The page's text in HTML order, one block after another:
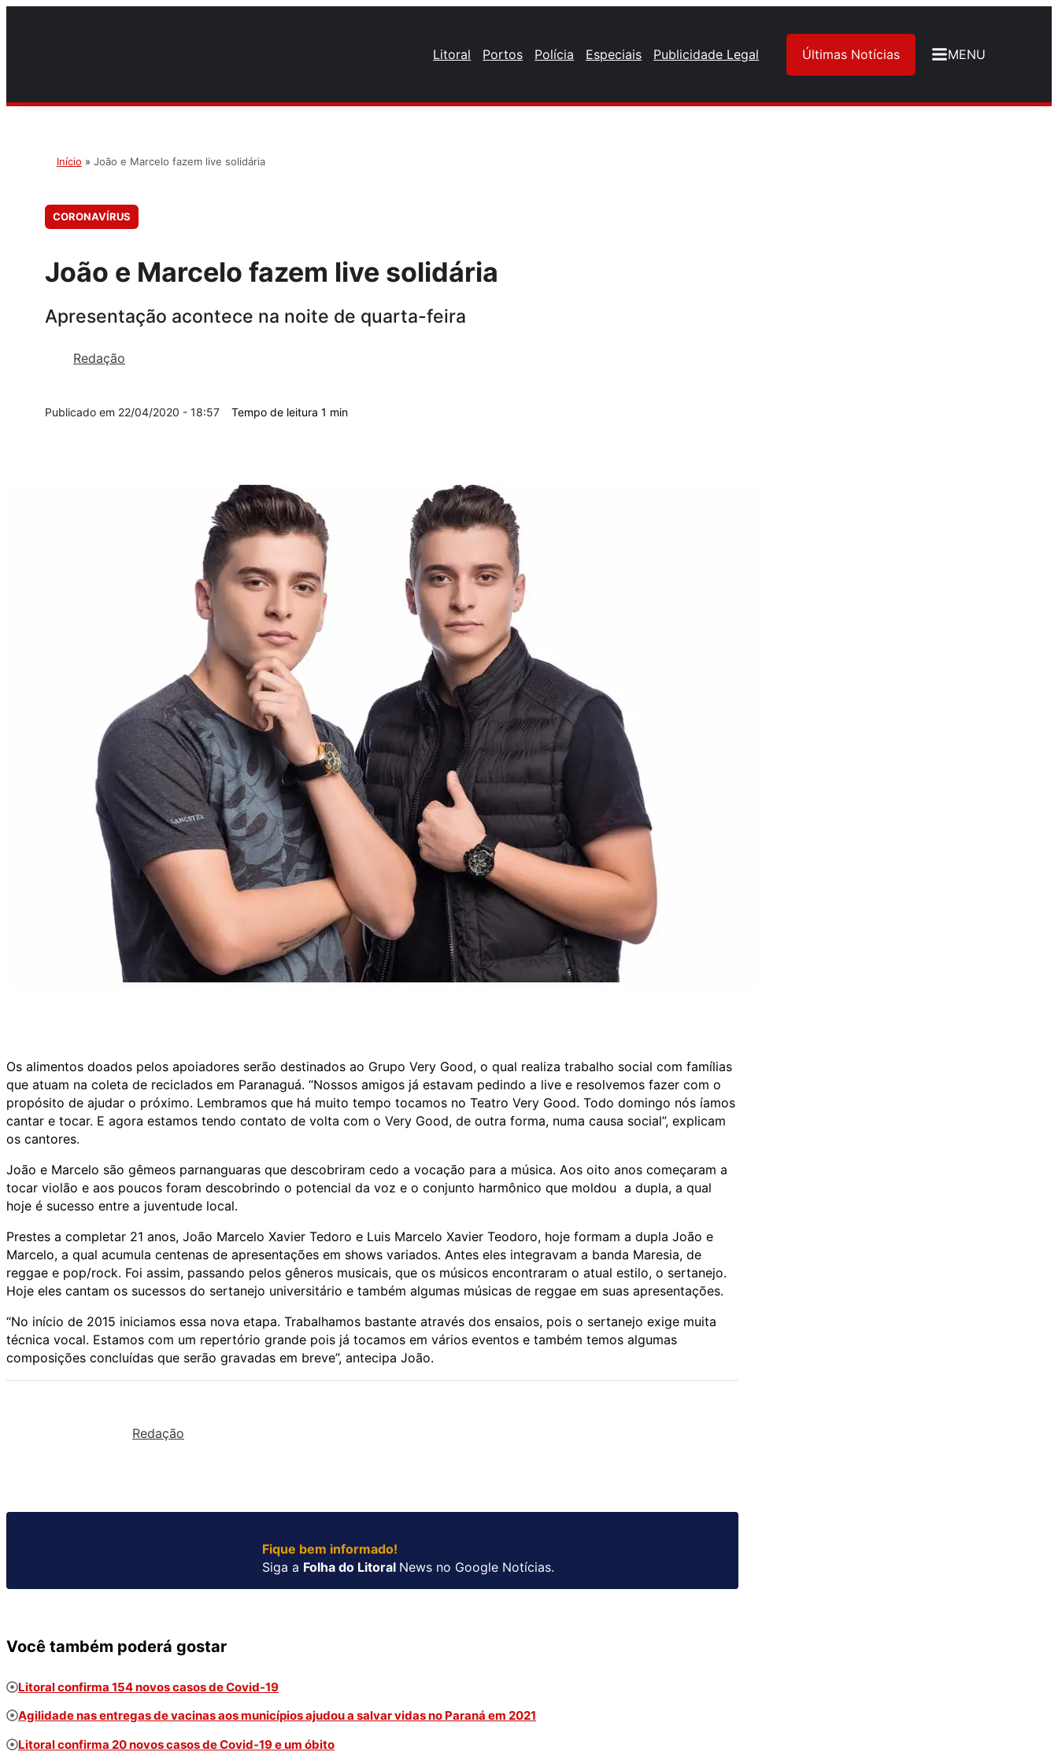
Litoral Portos Polícia Especiais Publicidade Legal Últimas Notícias MENU
Início » João e Marcelo fazem live solidária
CORONAVÍRUS
João e Marcelo fazem live solidária
Apresentação acontece na noite de quarta-feira
Redação
22/04/2020 - 18:57
Os alimentos doados pelos apoiadores serão destinados ao Grupo Very Good, o qual realiza trabalho social com famílias
que atuam na coleta de reciclados em Paranaguá. “Nossos amigos já estavam pedindo a live e resolvemos fazer com o
propósito de ajudar o próximo. Lembramos que há muito tempo tocamos no Teatro Very Good. Todo domingo nós íamos
cantar e tocar. E agora estamos tendo contato de volta com o Very Good, de outra forma, numa causa social”, explicam
os cantores.
João e Marcelo são gêmeos parnanguaras que descobriram cedo a vocação para a música. Aos oito anos começaram a
tocar violão e aos poucos foram descobrindo o potencial da voz e o conjunto harmônico que moldou a dupla, a qual
hoje é sucesso entre a juventude local.
Prestes a completar 21 anos, João Marcelo Xavier Tedoro e Luis Marcelo Xavier Teodoro, hoje formam a dupla João e
Marcelo, a qual acumula centenas de apresentações em shows variados. Antes eles integravam a banda Maresia, de
reggae e pop/rock. Foi assim, passando pelos gêneros musicais, que os músicos encontraram o atual estilo, o sertanejo.
Hoje eles cantam os sucessos do sertanejo universitário e também algumas músicas de reggae em suas apresentações.
“No início de 2015 iniciamos essa nova etapa. Trabalhamos bastante através dos ensaios, pois o sertanejo exige muita
técnica vocal. Estamos com um repertório grande pois já tocamos em vários eventos e também temos algumas
composições concluídas que serão gravadas em breve”, antecipa João.
Redação
Fique bem informado!
Siga a Folha do Litoral News no Google Notícias.
Você também poderá gostar
Litoral confirma 154 novos casos de Covid-19
Agilidade nas entregas de vacinas aos municípios ajudou a salvar vidas no Paraná em 2021
Litoral confirma 20 novos casos de Covid-19 e um óbito